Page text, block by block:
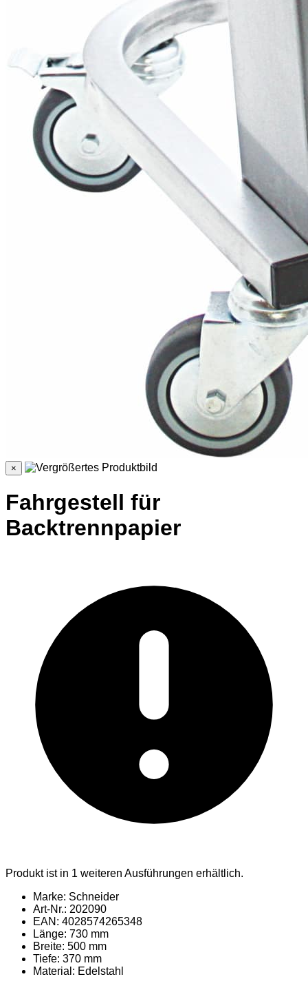
×
Fahrgestell für
Backtrennpapier
Produkt ist in 1 weiteren Ausführungen erhältlich.
Marke: Schneider
Art-Nr.: 202090
EAN: 4028574265348
Länge: 730 mm
Breite: 500 mm
Tiefe: 370 mm
Material : Edelstahl